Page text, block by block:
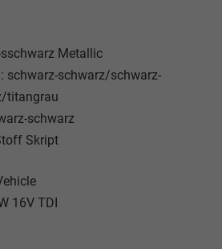
Metallic
schwarz-schwarz/schwarz-
titangrau
schwarz
Skript
16V TDI